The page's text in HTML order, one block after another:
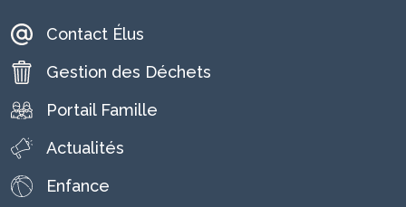
Contact Élus
Gestion des Déchets
Portail Famille
Actualités
Enfance